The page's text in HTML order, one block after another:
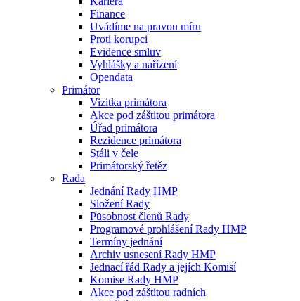
Finance
Uvádíme na pravou míru
Proti korupci
Evidence smluv
Vyhlášky a nařízení
Opendata
Primátor
Vizitka primátora
Akce pod záštitou primátora
Úřad primátora
Rezidence primátora
Stáli v čele
Primátorský řetěz
Rada
Jednání Rady HMP
Složení Rady
Působnost členů Rady
Programové prohlášení Rady HMP
Termíny jednání
Archiv usnesení Rady HMP
Jednací řád Rady a jejích Komisí
Komise Rady HMP
Akce pod záštitou radních